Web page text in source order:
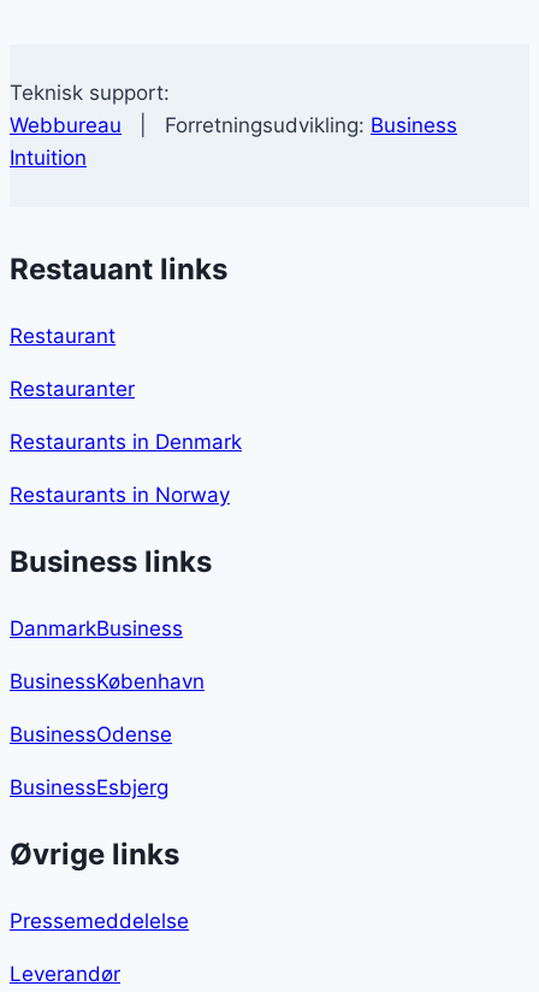
Teknisk support:
Webbureau | Forretningsudvikling: Business
Intuition
Restauant links
Restaurant
Restauranter
Restaurants in Denmark
Restaurants in Norway
Business links
DanmarkBusiness
BusinessKøbenhavn
BusinessOdense
BusinessEsbjerg
Øvrige links
Pressemeddelelse
Leverandør